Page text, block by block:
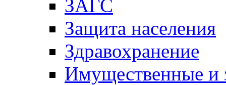
ЗАГС
Защита населения
Здравохранение
Имущественные и